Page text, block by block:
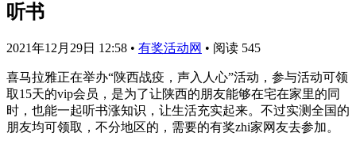
听书
2021年12月29日 12:58 • 有奖活动网 • 阅读 545
喜马拉雅正在举办“陕西战疫，声入人心”活动，参与活动可领
取15天的vip会员，是为了让陕西的朋友能够在宅在家里的同
时，也能一起听书涨知识，让生活充实起来。不过实测全国的
朋友均可领取，不分地区的，需要的有奖zhi家网友去参加。